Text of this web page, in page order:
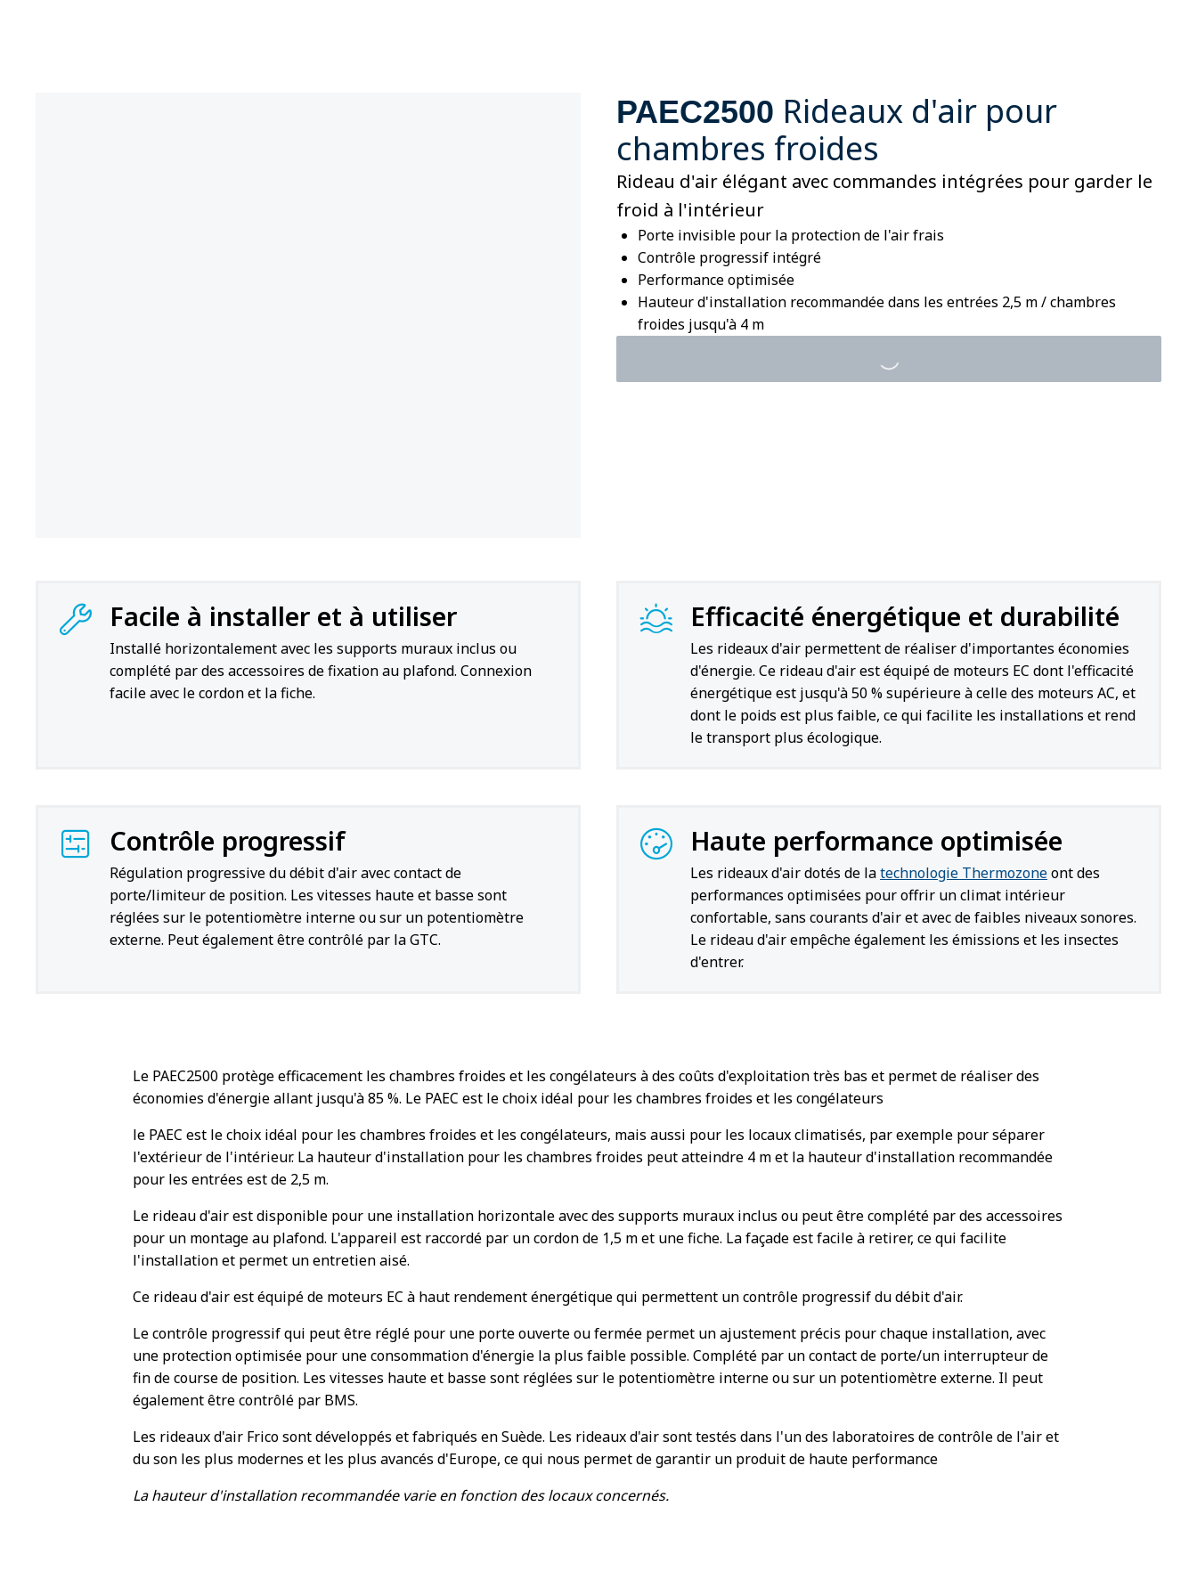
PAEC2500 Rideaux d'air pour
chambres froides
Rideau d'air élégant avec commandes intégrées pour garder le
froid à l'intérieur
Porte invisible pour la protection de l'air frais
Contrôle progressif intégré
Performance optimisée
Hauteur d'installation recommandée dans les entrées 2,5 m / chambres
froides jusqu'à 4 m
Facile à installer et à utiliser
Installé horizontalement avec les supports muraux inclus ou
complété par des accessoires de fixation au plafond. Connexion
facile avec le cordon et la fiche.
Efficacité énergétique et durabilité
Les rideaux d'air permettent de réaliser d'importantes économies
d'énergie. Ce rideau d'air est équipé de moteurs EC dont l'efficacité
énergétique est jusqu'à 50 % supérieure à celle des moteurs AC, et
dont le poids est plus faible, ce qui facilite les installations et rend
le transport plus écologique.
Contrôle progressif
Régulation progressive du débit d'air avec contact de
porte/limiteur de position. Les vitesses haute et basse sont
réglées sur le potentiomètre interne ou sur un potentiomètre
externe. Peut également être contrôlé par la GTC.
Haute performance optimisée
Les rideaux d'air dotés de latechnologie Thermozoneont des
performances optimisées pour offrir un climat intérieur
confortable, sans courants d'air et avec de faibles niveaux sonores.
Le rideau d'air empêche également les émissions et les insectes
d'entrer.
Le PAEC2500 protège efficacement les chambres froides et les congélateurs à des coûts d'exploitation très bas et permet de réaliser des
économies d'énergie allant jusqu'à 85 %. Le PAEC est le choix idéal pour les chambres froides et les congélateurs
le PAEC est le choix idéal pour les chambres froides et les congélateurs, mais aussi pour les locaux climatisés, par exemple pour séparer
l'extérieur de l'intérieur. La hauteur d'installation pour les chambres froides peut atteindre 4 m et la hauteur d'installation recommandée
pour les entrées est de 2,5 m.
Le rideau d'air est disponible pour une installation horizontale avec des supports muraux inclus ou peut être complété par des accessoires
pour un montage au plafond. L'appareil est raccordé par un cordon de 1,5 m et une fiche. La façade est facile à retirer, ce qui facilite
l'installation et permet un entretien aisé.
Ce rideau d'air est équipé de moteurs EC à haut rendement énergétique qui permettent un contrôle progressif du débit d'air.
Le contrôle progressif qui peut être réglé pour une porte ouverte ou fermée permet un ajustement précis pour chaque installation, avec
une protection optimisée pour une consommation d'énergie la plus faible possible. Complété par un contact de porte/un interrupteur de
fin de course de position. Les vitesses haute et basse sont réglées sur le potentiomètre interne ou sur un potentiomètre externe. Il peut
également être contrôlé par BMS.
Les rideaux d'air Frico sont développés et fabriqués en Suède. Les rideaux d'air sont testés dans l'un des laboratoires de contrôle de l'air et
du son les plus modernes et les plus avancés d'Europe, ce qui nous permet de garantir un produit de haute performance
La hauteur d'installation recommandée varie en fonction des locaux concernés.